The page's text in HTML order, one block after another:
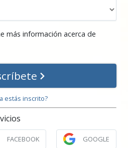
más información acerca de
estás inscrito?
FACEBOOK GOOGLE